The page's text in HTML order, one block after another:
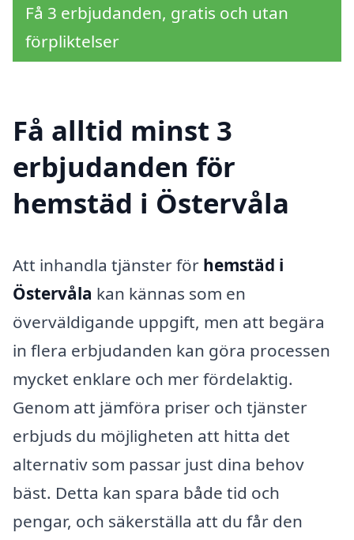
Få 3 erbjudanden, gratis och utan
förpliktelser
Få alltid minst 3
erbjudanden för
hemstäd i Östervåla
Att inhandla tjänster för hemstäd i
Östervåla kan kännas som en
överväldigande uppgift, men att begära
in flera erbjudanden kan göra processen
mycket enklare och mer fördelaktig.
Genom att jämföra priser och tjänster
erbjuds du möjligheten att hitta det
alternativ som passar just dina behov
bäst. Detta kan spara både tid och
pengar, och säkerställa att du får den